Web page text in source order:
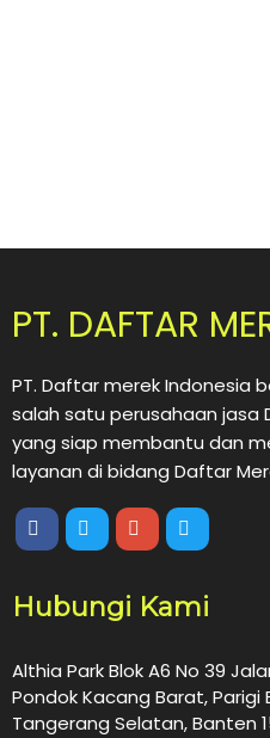
PT. DAFTAR
PT. Daftar merek Indonesia
salah satu perusahaan jasa
yang siap membantu dan
layanan di bidang Daftar
Hubungi Kami
Althia Park Blok A6 No 39
Pondok Kacang Barat, Parigi
Tangerang Selatan, Banten